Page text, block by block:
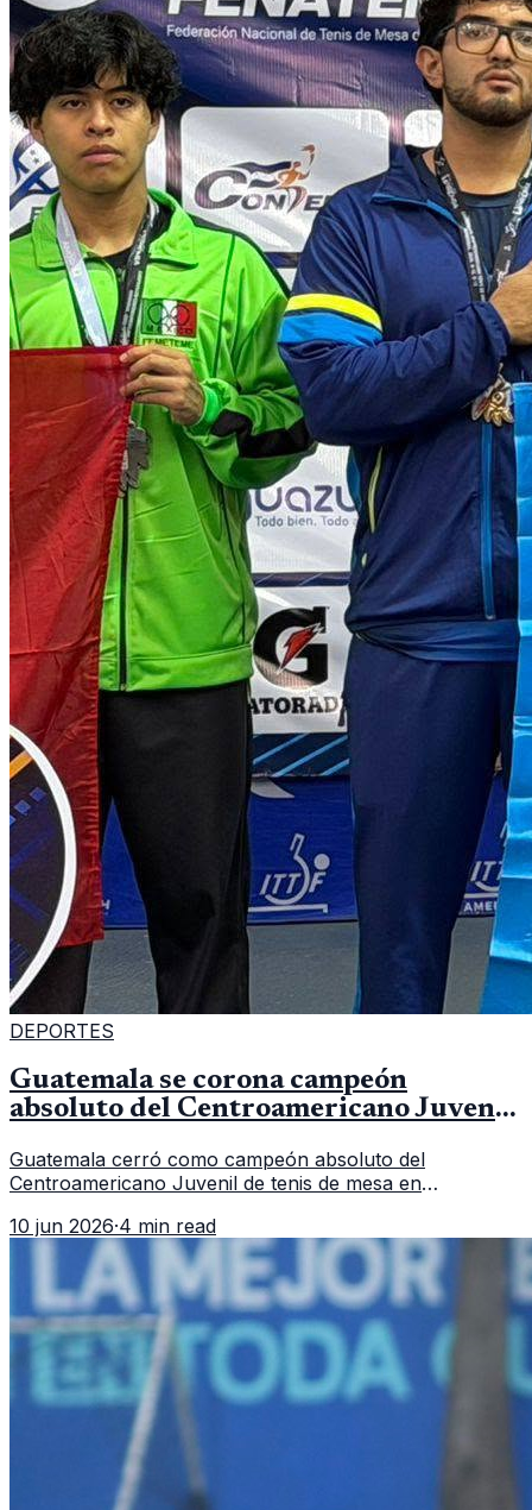
DEPORTES
Guatemala se corona campeón
absoluto del Centroamericano Juvenil
Guatemala cerró como campeón absoluto del
Centroamericano Juvenil de tenis de mesa en
cobertura oficial difundida por CDAG.
10 jun 2026·4 min read